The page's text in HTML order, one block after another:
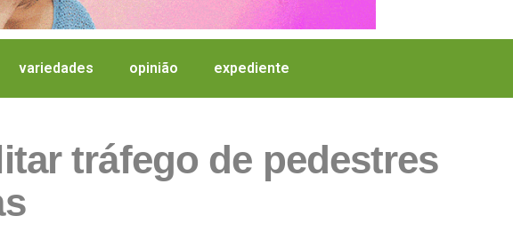
variedades opinião expediente
tráfego de pedestres